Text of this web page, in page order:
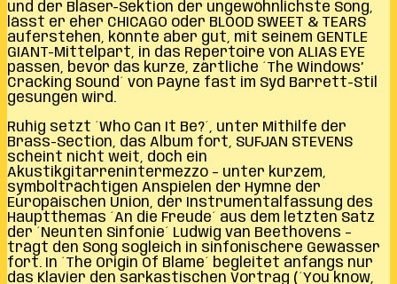
und der Bläser-Sektion der ungewöhnlichste Song,
lässt er eher CHICAGO oder BLOOD SWEET & TEARS
auferstehen, könnte aber gut, mit seinem GENTLE
GIANT-Mittelpart, in das Repertoire von ALIAS EYE
passen, bevor das kurze, zärtliche ´The Windows’
Cracking Sound´ von Payne fast im Syd Barrett-Stil
gesungen wird.
Ruhig setzt ´Who Can It Be?´, unter Mithilfe der
Brass-Section, das Album fort, SUFJAN STEVENS
scheint nicht weit, doch ein
Akustikgitarrenintermezzo – unter kurzem,
symbolträchtigen Anspielen der Hymne der
Europäischen Union, der Instrumentalfassung des
Hauptthemas ´An die Freude´ aus dem letzten Satz
der ´Neunten Sinfonie´ Ludwig van Beethovens –
trägt den Song sogleich in sinfonischere Gewässer
fort. In ´The Origin Of Blame´ begleitet anfangs nur
das Klavier den sarkastischen Vortrag (´You know,